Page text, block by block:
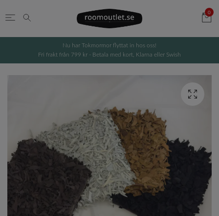
0
Nu har Tokmormor flyttat in hos oss!
Fri frakt från 799 kr - Betala med kort, Klarna eller Swish